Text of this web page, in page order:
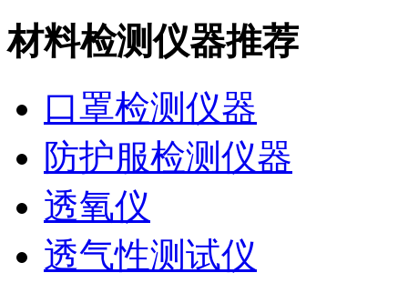
材料检测仪器推荐
口罩检测仪器
防护服检测仪器
透氧仪
透气性测试仪